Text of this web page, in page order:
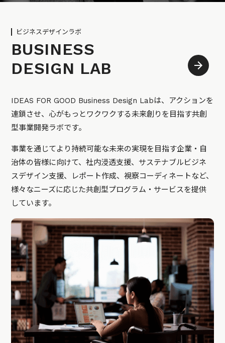
ビジネスデザインラボ
BUSINESS
DESIGN LAB
IDEAS FOR GOOD Business Design Labは、アクションを
連鎖させ、心がもっとワクワクする未来創りを目指す共創
型事業開発ラボです。
事業を通じてより持続可能な未来の実現を目指す企業・自
治体の皆様に向けて、社内浸透支援、サステナブルビジネ
スデザイン支援、レポート作成、視察コーディネートなど、
様々なニーズに応じた共創型プログラム・サービスを提供
しています。